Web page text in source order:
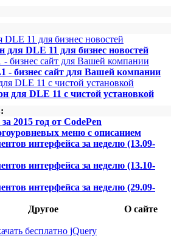
DLE 11 для бизнес новостей
- бизнес сайт для Вашей компании
для DLE 11 с чистой установкой
2015 год от CodePen
меню с описанием
интерфейса за неделю (13.09-
интерфейса за неделю (13.10-
интерфейса за неделю (29.09-
Другое О сайте
бесплатно jQuery